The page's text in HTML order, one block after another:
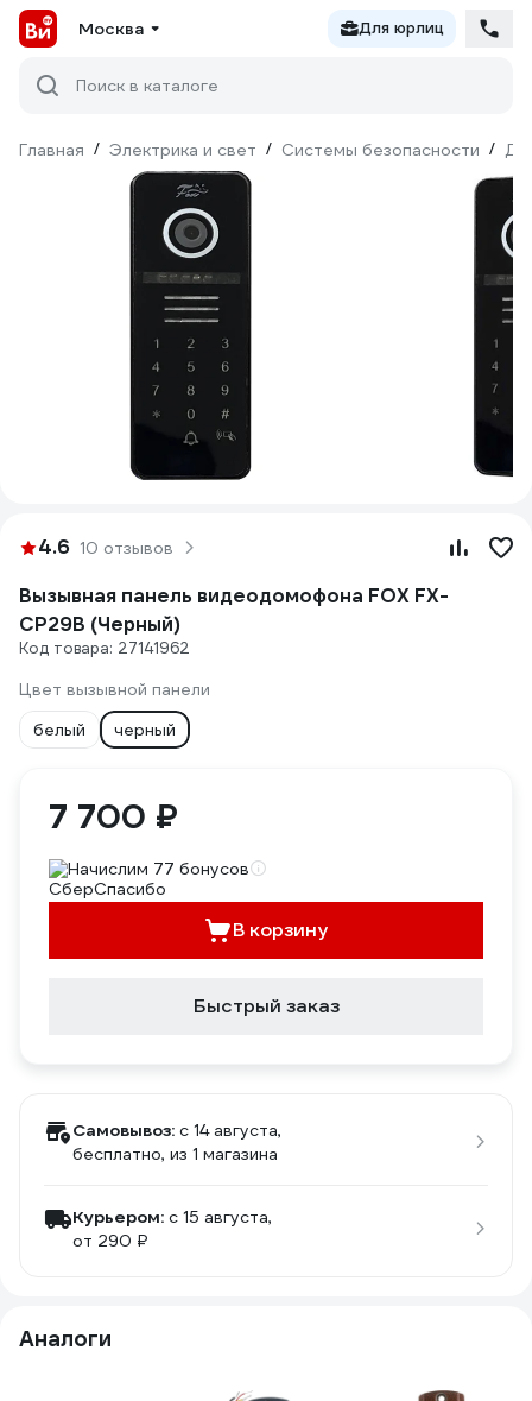
Москва Для юрлиц
Поиск в каталоге
Главная / Электрика и свет / Системы безопасности /
4.6 10 отзывов
Вызывная панель видеодомофона FOX FX-
CP29B (Черный)
Код товара: 27141962
Цвет вызывной панели
белый
черный
7 700 ₽
Начислим 77 бонусов
В корзину
Быстрый заказ
Самовывоз: c 14 августа,
бесплатно, из 1 магазина
Курьером: c 15 августа,
от 290 ₽
Аналоги